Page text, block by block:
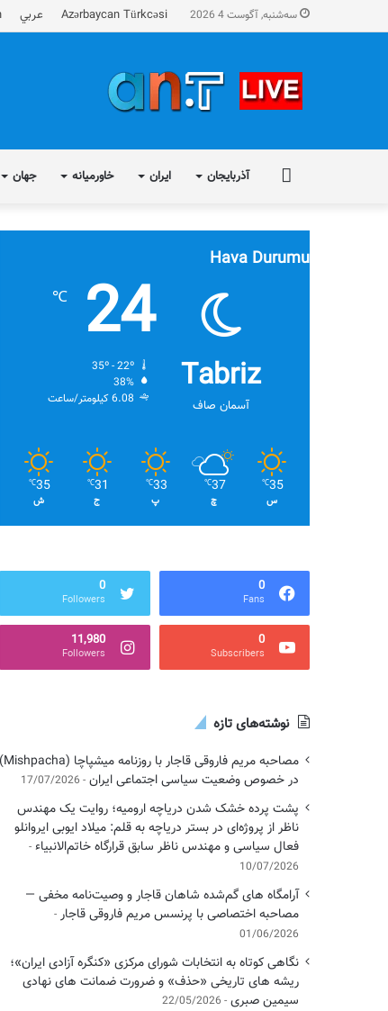
سه‌شنبه, آگوست 4 2026 Azərbaycan Türkcəsi عربي
آذربایجان ایران خاورمیانه جهان
Hava Durumu
Tabriz
آسمان صاف
24
℃
38%
6.08 کیلومتر/ساعت
35
℃
س
37
℃
چ
33
℃
پ
31
℃
ج
35
℃
ش
0
Fans
0
Followers
0
Subscribers
11,980
Followers
نوشته‌های تازه
مصاحبه مریم فاروقی قاجار با روزنامه میشپاچا (Mishpacha)
در خصوص وضعیت سیاسی اجتماعی ایران 17/07/2026
پشت پرده خشک شدن دریاچه ارومیه؛ روایت یک مهندس
ناظر از پروژه‌ای در بستر دریاچه به قلم: میلاد ایوبی ایروانلو
فعال سیاسی و مهندس ناظر سابق قرارگاه خاتم‌الانبیاء
10/07/2026
آرامگاه های گم‌شده شاهان قاجار و وصیت‌نامه مخفی —
مصاحبه اختصاصی با پرنسس مریم فاروقی قاجار
01/06/2026
نگاهی کوتاه به انتخابات شورای مرکزی «کنگره آزادی ایران»؛
ریشه های تاریخی «حذف» و ضرورت ضمانت های نهادی
سیمین صبری 22/05/2026